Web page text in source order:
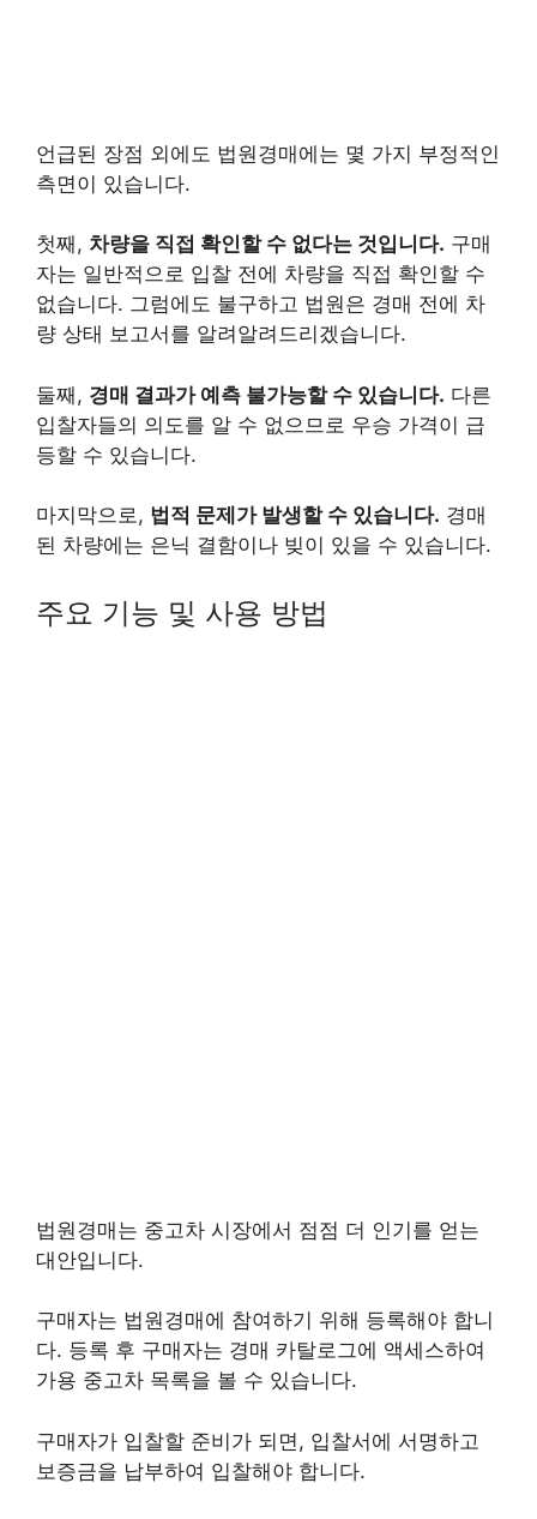
언급된 장점 외에도 법원경매에는 몇 가지 부정적인
측면이 있습니다.
첫째, 차량을 직접 확인할 수 없다는 것입니다. 구매
자는 일반적으로 입찰 전에 차량을 직접 확인할 수
없습니다. 그럼에도 불구하고 법원은 경매 전에 차
량 상태 보고서를 알려알려드리겠습니다.
둘째, 경매 결과가 예측 불가능할 수 있습니다. 다른
입찰자들의 의도를 알 수 없으므로 우승 가격이 급
등할 수 있습니다.
마지막으로, 법적 문제가 발생할 수 있습니다. 경매
된 차량에는 은닉 결함이나 빚이 있을 수 있습니다.
주요 기능 및 사용 방법
법원경매는 중고차 시장에서 점점 더 인기를 얻는
대안입니다.
구매자는 법원경매에 참여하기 위해 등록해야 합니
다. 등록 후 구매자는 경매 카탈로그에 액세스하여
가용 중고차 목록을 볼 수 있습니다.
구매자가 입찰할 준비가 되면, 입찰서에 서명하고
보증금을 납부하여 입찰해야 합니다.